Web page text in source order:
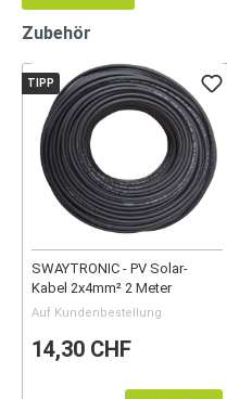
Zubehör
TIPP
SWAYTRONIC - PV Solar-
Kabel 2x4mm² 2 Meter
Auf Kundenbestellung
14,30 CHF